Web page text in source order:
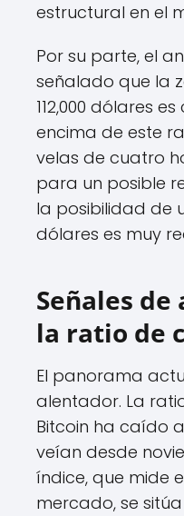
estructural en el
Por su parte, el
señalado que la
112,000 dólares
encima de este
velas de cuatro
para un posible
la posibilidad de
dólares es muy
Señales
la ratio de
El panorama
alentador. La
Bitcoin ha caído
veían desde
índice, que mide
mercado, se